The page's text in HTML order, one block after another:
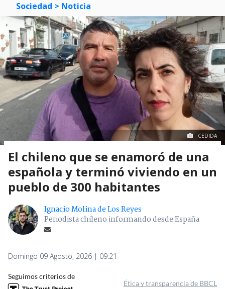
Sociedad > Noticia
CEDIDA
El chileno que se enamoró de una
española y terminó viviendo en un
pueblo de 300 habitantes
Ignacio Molina de Los Reyes
Periodista chileno informando desde España
Domingo 09 Agosto, 2026 | 09:21
Seguimos criterios de
Ética y transparencia de BBCL